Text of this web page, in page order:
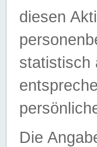
diesen
statistisch
Die